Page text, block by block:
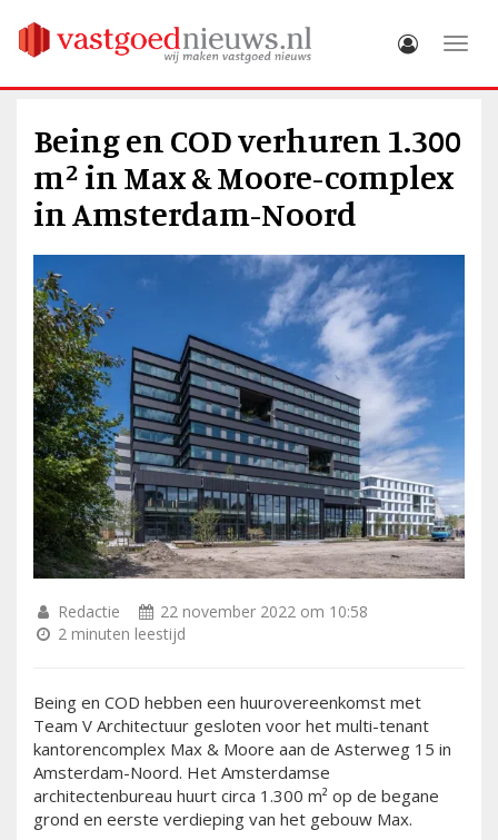
Being en COD verhuren 1.300
m² in Max & Moore-complex
in Amsterdam-Noord
Redactie
22 november 2022 om 10:58
2 minuten leestijd
Being en COD hebben een huurovereenkomst met
Team V Architectuur gesloten voor het multi-tenant
kantorencomplex Max & Moore aan de Asterweg 15 in
Amsterdam-Noord. Het Amsterdamse
architectenbureau huurt circa 1.300 m² op de begane
grond en eerste verdieping van het gebouw Max.